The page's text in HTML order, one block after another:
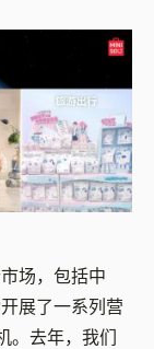
场，包括中
展了一系列营
。去年，我们